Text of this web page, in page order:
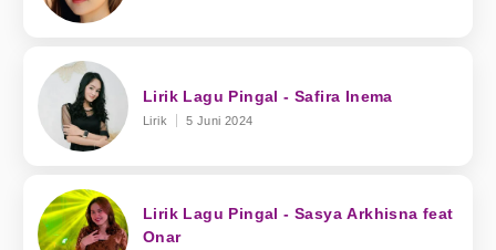
Lirik Lagu Pingal - Safira Inema
Lirik 5 Juni 2024
Lirik Lagu Pingal - Sasya Arkhisna feat
Onar